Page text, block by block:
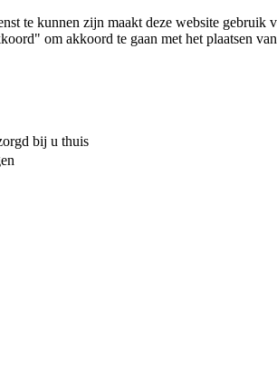
te kunnen zijn maakt deze website
om akkoord te gaan met het plaatsen
bij u thuis